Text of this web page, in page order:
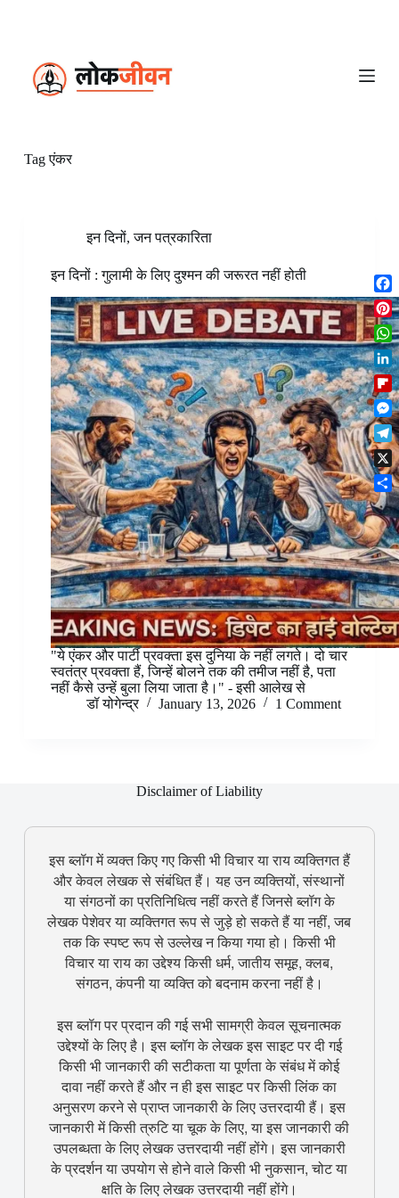
Tagएंकर
इन दिनों,जन पत्रकारिता
इन दिनों : गुलामी के लिए दुश्मन की जरूरत नहीं होती
"ये एंकर और पार्टी प्रवक्ता इस दुनिया के नहीं लगते। दो चार
स्वतंत्र प्रवक्ता हैं, जिन्हें बोलने तक की तमीज नहीं है, पता
नहीं कैसे उन्हें बुला लिया जाता है।" - इसी आलेख से
डॉ योगेन्द्र
January 13, 2026 1 Comment
Disclaimer of Liability
इस ब्लॉग में व्यक्त किए गए किसी भी विचार या राय व्यक्तिगत हैं
और केवल लेखक से संबंधित हैं। यह उन व्यक्तियों, संस्थानों
या संगठनों का प्रतिनिधित्व नहीं करते हैं जिनसे ब्लॉग के
लेखक पेशेवर या व्यक्तिगत रूप से जुड़े हो सकते हैं या नहीं, जब
तक कि स्पष्ट रूप से उल्लेख न किया गया हो। किसी भी
विचार या राय का उद्देश्य किसी धर्म, जातीय समूह, क्लब,
संगठन, कंपनी या व्यक्ति को बदनाम करना नहीं है।
इस ब्लॉग पर प्रदान की गई सभी सामग्री केवल सूचनात्मक
उद्देश्यों के लिए है। इस ब्लॉग के लेखक इस साइट पर दी गई
किसी भी जानकारी की सटीकता या पूर्णता के संबंध में कोई
दावा नहीं करते हैं और न ही इस साइट पर किसी लिंक का
अनुसरण करने से प्राप्त जानकारी के लिए उत्तरदायी हैं। इस
जानकारी में किसी त्रुटि या चूक के लिए, या इस जानकारी की
उपलब्धता के लिए लेखक उत्तरदायी नहीं होंगे। इस जानकारी
के प्रदर्शन या उपयोग से होने वाले किसी भी नुकसान, चोट या
क्षति के लिए लेखक उत्तरदायी नहीं होंगे।
F
a
c
e
b
o
o
k
P
i
n
t
e
r
e
s
t
W
h
a
t
s
A
p
p
L
i
n
k
e
d
I
n
F
l
i
p
b
o
a
r
d
M
e
s
s
e
n
g
e
r
T
e
l
e
g
r
a
m
X
S
h
a
r
e